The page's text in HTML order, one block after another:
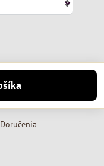
Doručenia